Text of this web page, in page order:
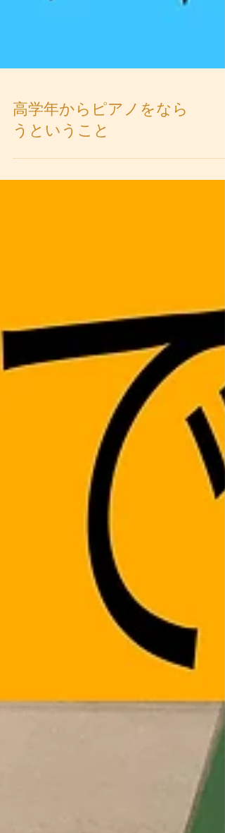
高学年からピアノをなら
うということ